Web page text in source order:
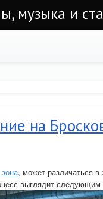
музыка и
на
, может различаться в
выглядит следующим